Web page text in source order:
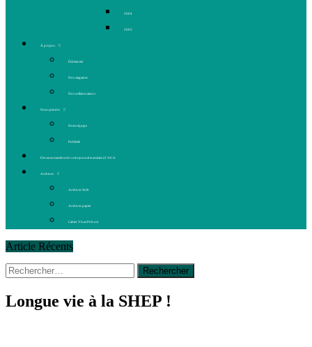
2004
2005
À propos
Échéancier
Nos stagiaires
Nos collaborateurs
Nous joindre
Notre équipe
Publicité
Devenez membre de votre journal et assistez à l’AGA
Archives
Archives Web
Archives papier
Cahier Vivez Prévost
Article Récents
14 octobre 2015
La course de boîtes à savon du club
Le rendez-vous des bolides
30 juin 2015 | Fantaisie et créativité en mode jeunesse
Rechercher :
Longue vie à la SHEP !